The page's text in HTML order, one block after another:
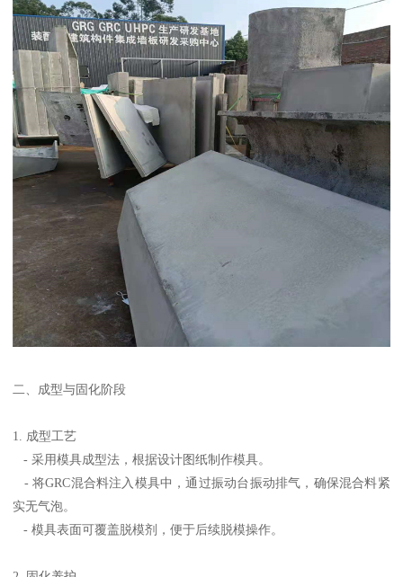
二、成型与固化阶段
1. 成型工艺
- 采用模具成型法，根据设计图纸制作模具。
- 将GRC混合料注入模具中，通过振动台振动排气，确保混合料紧
实无气泡。
- 模具表面可覆盖脱模剂，便于后续脱模操作。